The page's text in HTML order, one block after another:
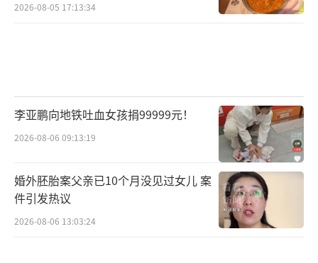
2026-08-05 17:13:34
李亚鹏向地铁吐血女孩捐99999元！
2026-08-06 09:13:19
婚外胚胎案父亲已10个月没见过女儿 案
件引发热议
2026-08-06 13:03:24